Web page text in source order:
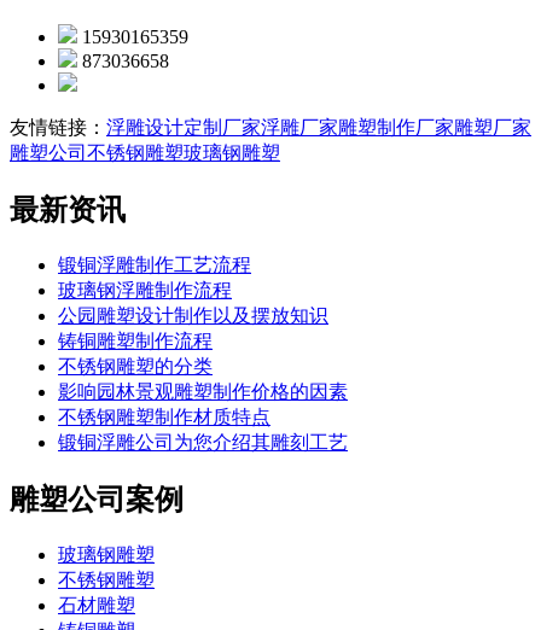
15930165359
873036658
友情链接： 浮雕设计定制厂家浮雕厂家雕塑制作厂家雕塑厂家
雕塑公司 不锈钢雕塑玻璃钢雕塑
最新资讯
锻铜浮雕制作工艺流程
玻璃钢浮雕制作流程
公园雕塑设计制作以及摆放知识
铸铜雕塑制作流程
不锈钢雕塑的分类
影响园林景观雕塑制作价格的因素
不锈钢雕塑制作材质特点
锻铜浮雕公司为您介绍其雕刻工艺
雕塑公司案例
玻璃钢雕塑
不锈钢雕塑
石材雕塑